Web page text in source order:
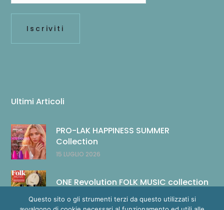
Ultimi Articoli
15 LUGLIO 2026
PRO-LAK HAPPINESS SUMMER
Collection
14 LUGLIO 2026
ONE Revolution FOLK MUSIC collection
Questo sito o gli strumenti terzi da questo utilizzati si